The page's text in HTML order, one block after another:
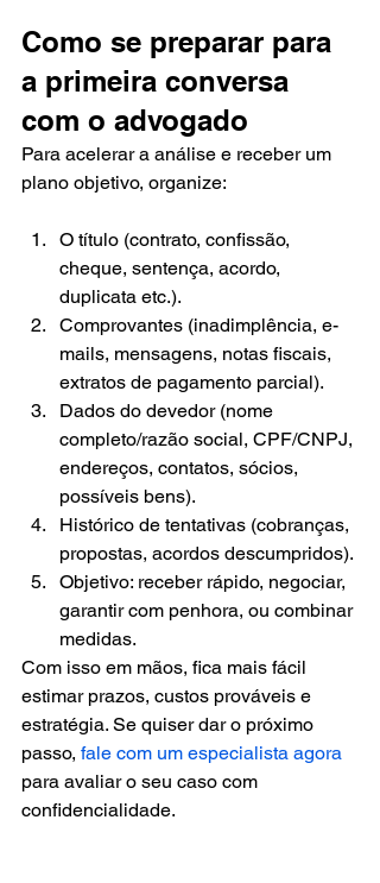
Como se preparar para
a primeira conversa
com o advogado
Para acelerar a análise e receber um
plano objetivo, organize:
O título (contrato, confissão,
cheque, sentença, acordo,
duplicata etc.).
Comprovantes (inadimplência, e-
mails, mensagens, notas fiscais,
extratos de pagamento parcial).
Dados do devedor (nome
completo/razão social, CPF/CNPJ,
endereços, contatos, sócios,
possíveis bens).
Histórico de tentativas (cobranças,
propostas, acordos descumpridos).
Objetivo: receber rápido, negociar,
garantir com penhora, ou combinar
medidas.
Com isso em mãos, fica mais fácil
estimar prazos, custos prováveis e
estratégia. Se quiser dar o próximo
passo, fale com um especialista agora
para avaliar o seu caso com
confidencialidade.